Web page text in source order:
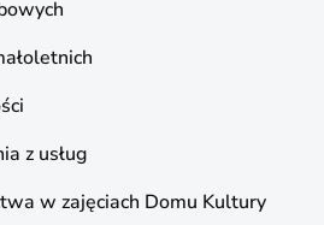
z usług
w zajęciach Domu Kultury